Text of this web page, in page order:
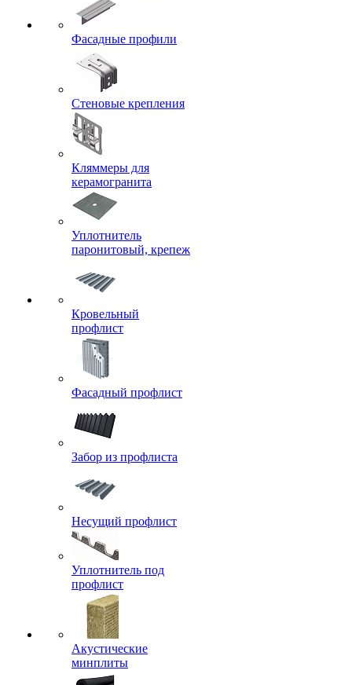
Фасадные профили
Стеновые крепления
Кляммеры для
керамогранита
Уплотнитель
паронитовый, крепеж
Кровельный
профлист
Фасадный профлист
Забор из профлиста
Несущий профлист
Уплотнитель под
профлист
Акустические
минплиты